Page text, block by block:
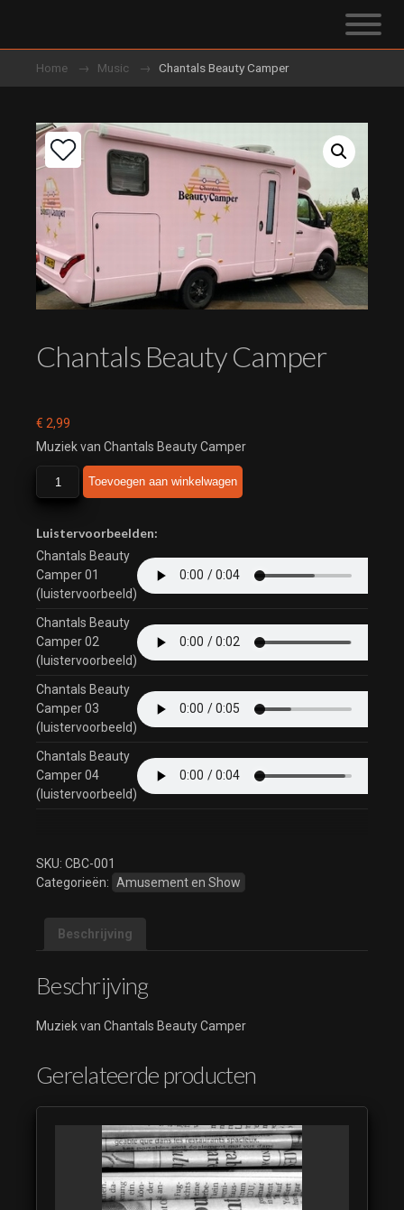
Home Music Chantals Beauty Camper
Chantals Beauty Camper
€ 2,99
Muziek van Chantals Beauty Camper
Chantals
Beauty
aantal
Toevoegen aan winkelwagen
Luistervoorbeelden:
Chantals Beauty
Camper 01
(luistervoorbeeld)
Chantals Beauty
Camper 02
(luistervoorbeeld)
Chantals Beauty
Camper 03
(luistervoorbeeld)
Chantals Beauty
Camper 04
(luistervoorbeeld)
SKU: CBC-001
Categorieën: Amusement en Show
Beschrijving
Beschrijving
Muziek van Chantals Beauty Camper
Gerelateerde producten